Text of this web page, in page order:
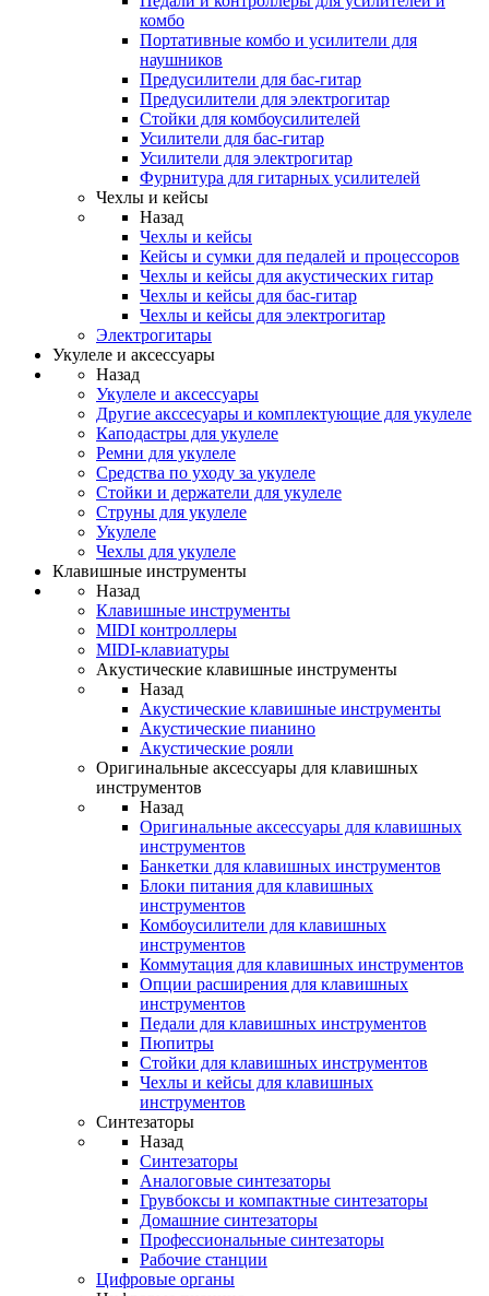
комбо
Портативные комбо и усилители для
наушников
Предусилители для бас-гитар
Предусилители для электрогитар
Стойки для комбоусилителей
Усилители для бас-гитар
Усилители для электрогитар
Фурнитура для гитарных усилителей
Чехлы и кейсы
Назад
Чехлы и кейсы
Кейсы и сумки для педалей и процессоров
Чехлы и кейсы для акустических гитар
Чехлы и кейсы для бас-гитар
Чехлы и кейсы для электрогитар
Электрогитары
Укулеле и аксессуары
Назад
Укулеле и аксессуары
Другие акссесуары и комплектующие для укулеле
Каподастры для укулеле
Ремни для укулеле
Средства по уходу за укулеле
Стойки и держатели для укулеле
Струны для укулеле
Укулеле
Чехлы для укулеле
Клавишные инструменты
Назад
Клавишные инструменты
MIDI контроллеры
MIDI-клавиатуры
Акустические клавишные инструменты
Назад
Акустические клавишные инструменты
Акустические пианино
Акустические рояли
Оригинальные аксессуары для клавишных
инструментов
Назад
Оригинальные аксессуары для клавишных
инструментов
Банкетки для клавишных инструментов
Блоки питания для клавишных
инструментов
Комбоусилители для клавишных
инструментов
Коммутация для клавишных инструментов
Опции расширения для клавишных
инструментов
Педали для клавишных инструментов
Пюпитры
Стойки для клавишных инструментов
Чехлы и кейсы для клавишных
инструментов
Синтезаторы
Назад
Синтезаторы
Аналоговые синтезаторы
Грувбоксы и компактные синтезаторы
Домашние синтезаторы
Профессиональные синтезаторы
Рабочие станции
Цифровые органы